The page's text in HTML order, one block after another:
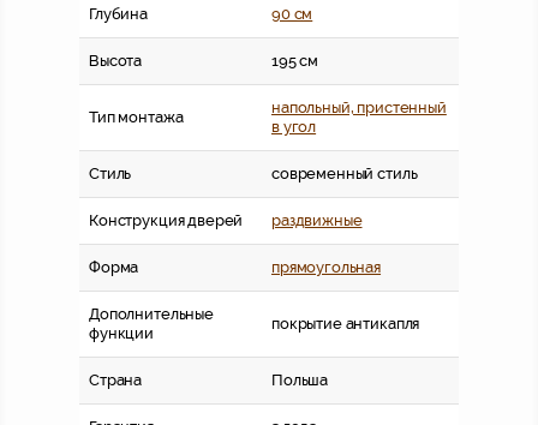
Глубина 90 см
Высота 195 см
Тип монтажа
напольный, пристенный
в угол
Стиль современный стиль
Конструкция дверей раздвижные
Форма прямоугольная
Дополнительные
функции
покрытие антикапля
Страна Польша